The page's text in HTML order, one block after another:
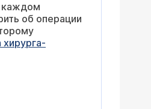
каждом
об операции
хирурга-